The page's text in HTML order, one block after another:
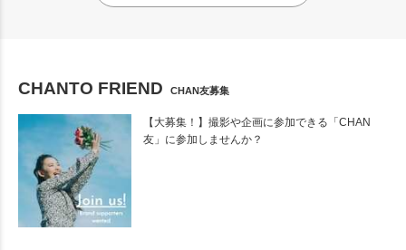
CHANTO FRIEND CHAN友募集
【大募集！】撮影や企画に参加できる「CHAN
友」に参加しませんか？